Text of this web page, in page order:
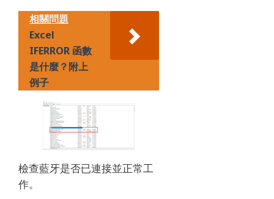
相關問題
Excel
IFERROR 函數
是什麼？附上
例子
檢查藍牙是否已連接並正常工
作。